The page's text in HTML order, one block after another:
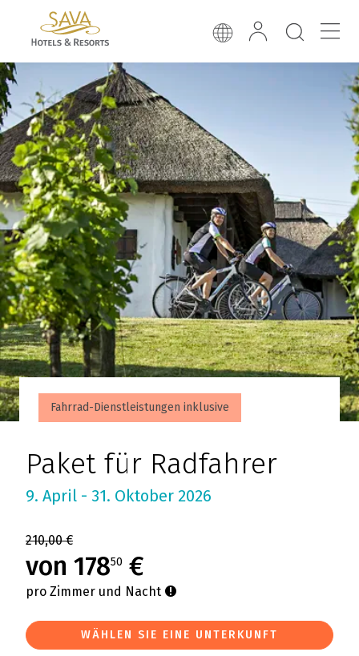
Fahrrad-Dienstleistungen inklusive
Paket für Radfahrer
9. April - 31. Oktober 2026
210,00 €
von 17850 €
pro Zimmer und Nacht
WÄHLEN SIE EINE UNTERKUNFT